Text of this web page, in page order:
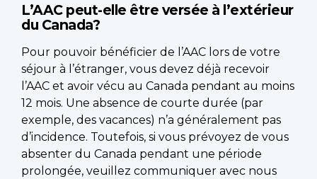
L’AAC peut-elle être versée à l’extérieur
du Canada?
Pour pouvoir bénéficier de l’AAC lors de votre
séjour à l’étranger, vous devez déjà recevoir
l’AAC et avoir vécu au Canada pendant au moins
12 mois. Une absence de courte durée (par
exemple, des vacances) n’a généralement pas
d’incidence. Toutefois, si vous prévoyez de vous
absenter du Canada pendant une période
prolongée, veuillez communiquer avec nous